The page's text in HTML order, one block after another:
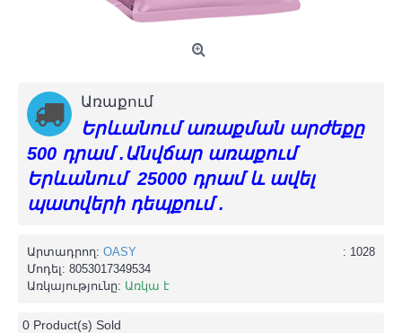
Առաքում
Երևանում առաքման արժեքը
500 դրամ .Անվճար առաքում
Երևանում 25000 դրամ և ավել
պատվերի դեպքում .
: 1028
Արտադրող: OASY
Մոդել: 8053017349534
Առկայությունը: Առկա է
0 Product(s) Sold